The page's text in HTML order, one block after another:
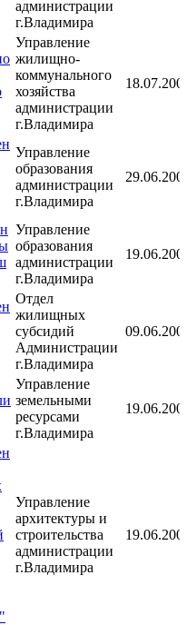
администрации
г.Владимира
Управление
жилищно-
коммунального
хозяйства
администрации
г.Владимира
Управление
образования
администрации
г.Владимира
Управление
образования
администрации
г.Владимира
Отдел
жилищных
субсидий
Администрации
г.Владимира
Управление
земельными
ресурсами
г.Владимира
Управление
архитектуры и
строительства
администрации
г.Владимира